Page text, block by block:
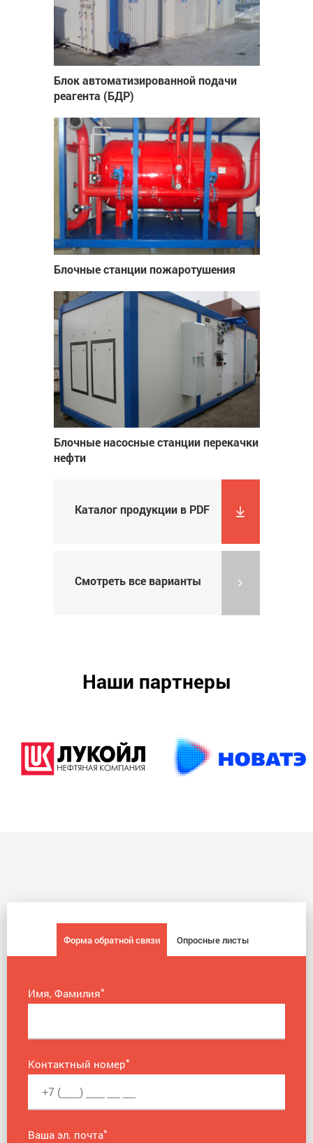
Блок автоматизированной подачи
реагента (БДР)
Блочные станции пожаротушения
Блочные насосные станции перекачки
нефти
Каталог продукции в PDF
Смотреть все варианты
Наши партнеры
Форма обратной связи Опросные листы
Имя, Фамилия*
Контактный номер*
Ваша эл. почта*